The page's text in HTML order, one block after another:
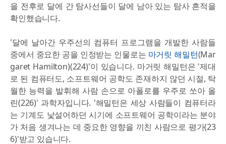
을 전후로 달에 간 탐사선들이 달에 남아 있는 탐사 흔적을
확인했습니다.
'달에 날아간 우주선의 컴퓨터 프로그램을 개발한 사람들
중에서 중요한 공을 인정받는 인물로는 마거릿 해밀턴(Mar
garet Hamilton)(224)'이 있습니다. 마거릿 해밀턴은 '제대
로 된 컴퓨터도, 소프트웨어 공학도 존재하지 않던 시절, 탁
월한 능력을 발휘해 사람 손으로 아폴로를 우주로 쏘아 올
린(226)' 과학자입니다. '해밀턴은 세상 사람들이 컴퓨터라
는 기계도 낯설어하던 시기에 소프트웨어 공학이라는 분야
가 처음 생겨나는 데 중요한 영향을 끼친 사람으로 평가(23
6)'받고 있습니다.